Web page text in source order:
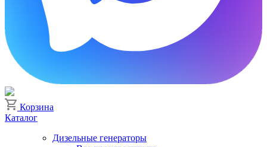
Корзина
Каталог
Дизельные генераторы